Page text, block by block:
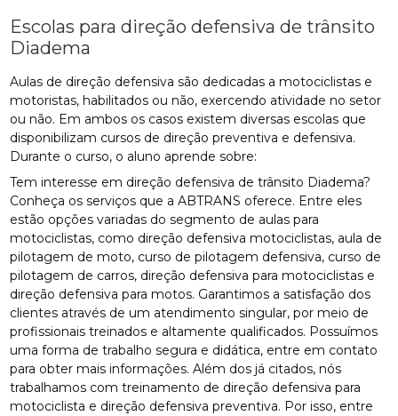
Escolas para direção defensiva de trânsito
Diadema
Aulas de direção defensiva são dedicadas a motociclistas e
motoristas, habilitados ou não, exercendo atividade no setor
ou não. Em ambos os casos existem diversas escolas que
disponibilizam cursos de direção preventiva e defensiva.
Durante o curso, o aluno aprende sobre:
Tem interesse em direção defensiva de trânsito Diadema?
Conheça os serviços que a ABTRANS oferece. Entre eles
estão opções variadas do segmento de aulas para
motociclistas, como direção defensiva motociclistas, aula de
pilotagem de moto, curso de pilotagem defensiva, curso de
pilotagem de carros, direção defensiva para motociclistas e
direção defensiva para motos. Garantimos a satisfação dos
clientes através de um atendimento singular, por meio de
profissionais treinados e altamente qualificados. Possuímos
uma forma de trabalho segura e didática, entre em contato
para obter mais informações. Além dos já citados, nós
trabalhamos com treinamento de direção defensiva para
motociclista e direção defensiva preventiva. Por isso, entre